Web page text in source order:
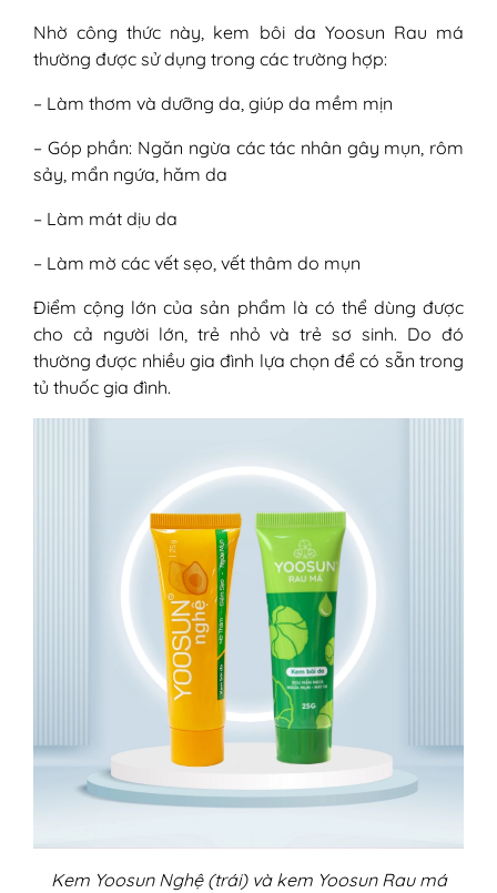
6. Kem thoa da Yoosun Nghệ bôi
toàn mặt được không?
V - Những thắc mắc về kem bôi da Yoosun
Rau má
1. Kem bôi da Yoosun Rau má có
dùng được cho da bị dị ứng mỹ
2. Kem bôi da Yoosun Rau má có
làm mát da, giảm rôm sảy mùa hè
không?
Nhờ công thức này, kem bôi da Yoosun Rau má
thường được sử dụng trong các trường hợp:
– Làm thơm và dưỡng da, giúp da mềm mịn
– Góp phần: Ngăn ngừa các tác nhân gây mụn, rôm
sảy, mẩn ngứa, hăm da
– Làm mát dịu da
– Làm mờ các vết sẹo, vết thâm do mụn
Điểm cộng lớn của sản phẩm là có thể dùng được
cho cả người lớn, trẻ nhỏ và trẻ sơ sinh. Do đó
thường được nhiều gia đình lựa chọn để có sẵn trong
tủ thuốc gia đình.
Kem Yoosun Nghệ (trái) và kem Yoosun Rau má